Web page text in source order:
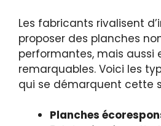
Les fabricants rivalisent
proposer des planches
performantes, mais aussi
remarquables. Voici les
qui se démarquent cette
Planches